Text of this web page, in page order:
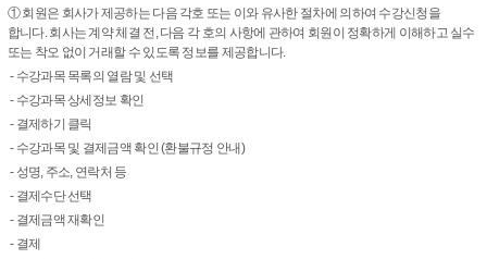
① 회원은 회사가 제공하는 다음 각호 또는 이와 유사한 절차에 의하여 수강신청을
합니다. 회사는 계약 체결 전, 다음 각 호의 사항에 관하여 회원이 정확하게 이해하고 실수
또는 착오 없이 거래할 수 있도록 정보를 제공합니다.
- 수강과목 목록의 열람 및 선택
- 수강과목 상세정보 확인
- 결제하기 클릭
- 수강과목 및 결제금액 확인 (환불규정 안내)
- 성명, 주소, 연락처 등
- 결제수단 선택
- 결제금액 재확인
- 결제